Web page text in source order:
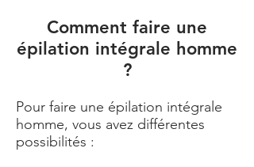
Comment faire une
épilation intégrale homme
?
Pour faire une épilation intégrale
homme, vous avez différentes
possibilités :